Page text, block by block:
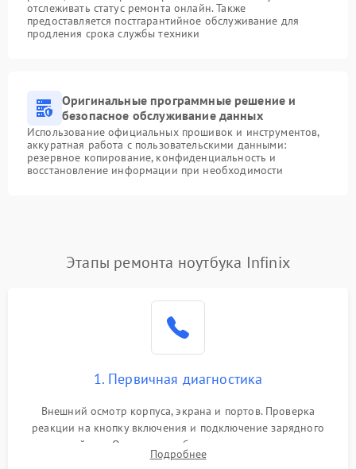
отслеживать статус ремонта онлайн. Также
предоставляется постгарантийное обслуживание для
продления срока службы техники
Оригинальные программные решение и
безопасное обслуживание данных
Использование официальных прошивок и инструментов,
аккуратная работа с пользовательскими данными:
резервное копирование, конфиденциальность и
восстановление информации при необходимости
Этапы ремонта ноутбука Infinix
1. Первичная диагностика
Внешний осмотр корпуса, экрана и портов. Проверка
реакции на кнопку включения и подключение зарядного
устройства. Оценка потребления тока с помощью
лабораторного блока питания для локализации проблемы.
Подробнее